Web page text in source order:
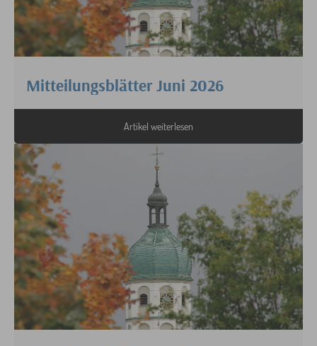
Mitteilungsblätter Juni 2026
Artikel weiterlesen